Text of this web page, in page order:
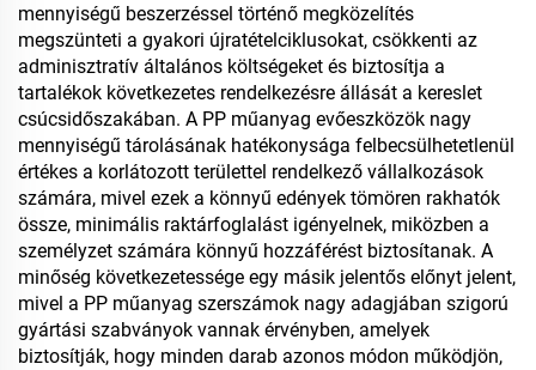
mennyiségű beszerzéssel történő megközelítés
megszünteti a gyakori újratételciklusokat, csökkenti az
adminisztratív általános költségeket és biztosítja a
tartalékok következetes rendelkezésre állását a kereslet
csúcsidőszakában. A PP műanyag evőeszközök nagy
mennyiségű tárolásának hatékonysága felbecsülhetetlenül
értékes a korlátozott területtel rendelkező vállalkozások
számára, mivel ezek a könnyű edények tömören rakhatók
össze, minimális raktárfoglalást igényelnek, miközben a
személyzet számára könnyű hozzáférést biztosítanak. A
minőség következetessége egy másik jelentős előnyt jelent,
mivel a PP műanyag szerszámok nagy adagjában szigorú
gyártási szabványok vannak érvényben, amelyek
biztosítják, hogy minden darab azonos módon működjön,